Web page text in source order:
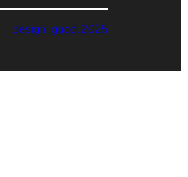
design: gudd. 2025